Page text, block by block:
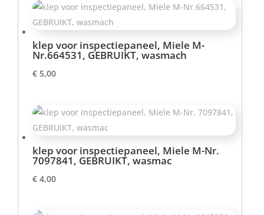
€ 4,00.€ 3,00.
klep voor inspectiepaneel, Miele M-
Nr.664531, GEBRUIKT, wasmach
€ 5,00
klep voor inspectiepaneel, Miele M-Nr.
7097841, GEBRUIKT, wasmac
€ 4,00